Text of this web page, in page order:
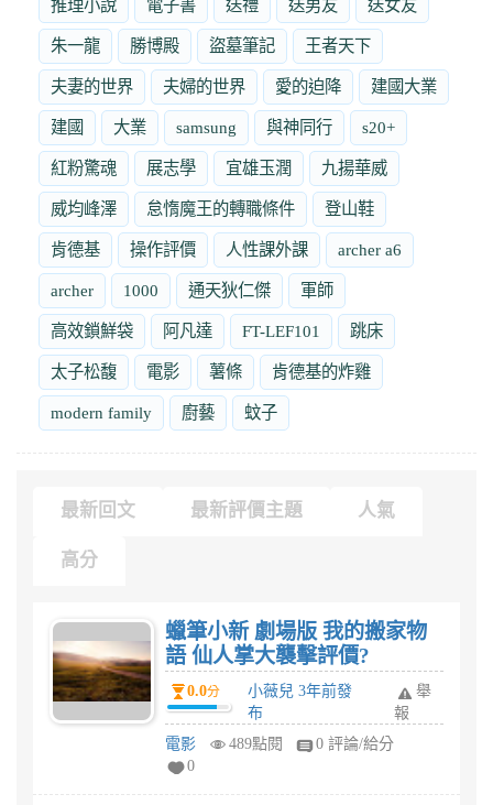
推理小說 電子書 送禮 送男友 送女友
朱一龍 勝博殿 盜墓筆記 王者天下
夫妻的世界 夫婦的世界 愛的迫降 建國大業
建國 大業 samsung 與神同行 s20+
紅粉驚魂 展志學 宜雄玉潤 九揚華威
威均峰澤 怠惰魔王的轉職條件 登山鞋
肯德基 操作評價 人性課外課 archer a6
archer 1000 通天狄仁傑 軍師
高效鎖鮮袋 阿凡達 FT-LEF101 跳床
太子松馥 電影 薯條 肯德基的炸雞
modern family 廚藝 蚊子
最新回文 最新評價主題 人氣
高分
蠟筆小新 劇場版 我的搬家物
語 仙人掌大襲擊評價?
0.0分
小薇兒 3年前發
布
舉
報
電影
489點閱
0 評論/給分
0